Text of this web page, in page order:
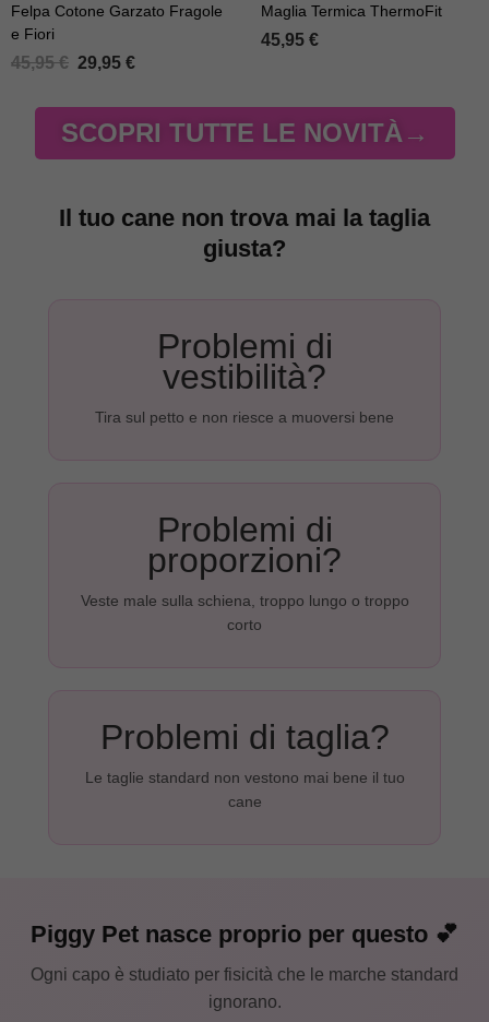
Felpa Cotone Garzato Fragole
e Fiori
45,95€ 29,95 €
Maglia Termica ThermoFit
45,95 €
SCOPRI TUTTE LE NOVITÀ→
Il tuo cane non trova mai la taglia
giusta?
Problemi di
vestibilità?
Tira sul petto e non riesce a muoversi bene
Problemi di
proporzioni?
Veste male sulla schiena, troppo lungo o troppo
corto
Problemi di taglia?
Le taglie standard non vestono mai bene il tuo
cane
Piggy Pet nasce proprio per questo 💕
Ogni capo è studiato per fisicità che le marche standard
ignorano.